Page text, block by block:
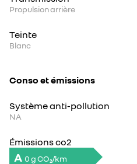
Propulsion arrière
Teinte
Blanc
Conso et émissions
Système anti-pollution
NA
Émissions co2
A 0 g CO₂/km